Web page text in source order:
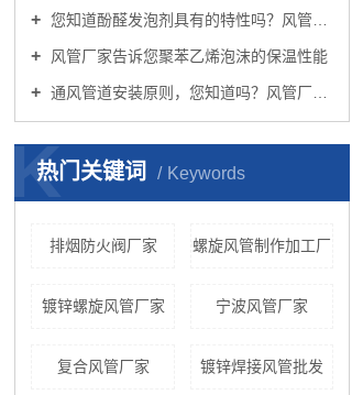
您知道酚醛发泡剂具有的特性吗？风管厂家向您介绍
风管厂家告诉您聚苯乙烯泡沫的保温性能
通风管道安装原则，您知道吗？风管厂家向您介绍
热门关键词 Keywords
K
排烟防火阀厂家 螺旋风管制作加工厂
镀锌螺旋风管厂家 宁波风管厂家
复合风管厂家 镀锌焊接风管批发